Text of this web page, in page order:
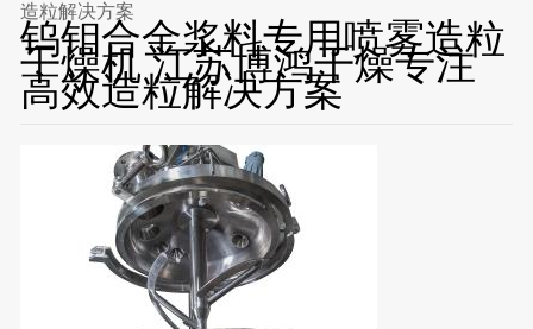
造粒解决方案
钨钼合金浆料专用喷雾造粒
干燥机 江苏博鸿干燥专注
高效造粒解决方案